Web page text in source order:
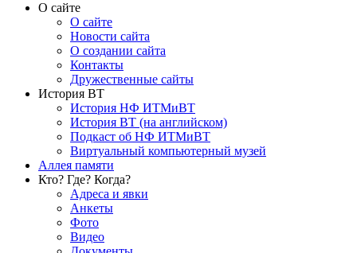
О сайте
О сайте
Новости сайта
О создании сайта
Контакты
Дружественные сайты
История ВТ
История НФ ИТМиВТ
История ВТ (на английском)
Подкаст об НФ ИТМиВТ
Виртуальный компьютерный музей
Аллея памяти
Кто? Где? Когда?
Адреса и явки
Анкеты
Фото
Видео